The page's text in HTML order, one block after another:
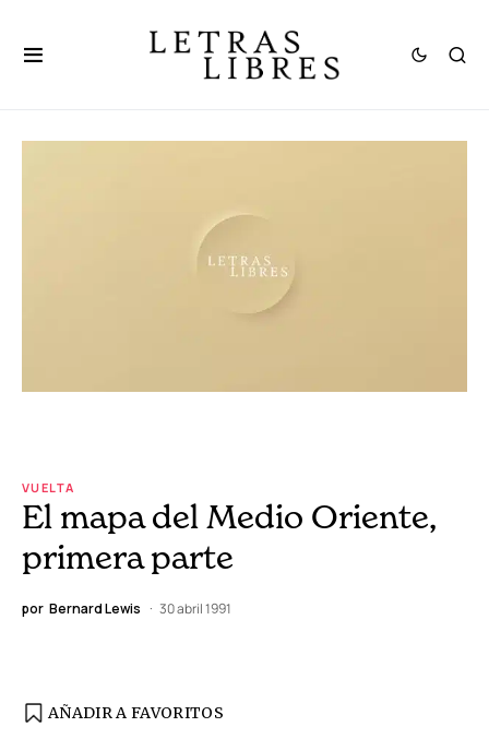
VUELTA
El mapa del Medio Oriente,
primera parte
por Bernard Lewis 30 abril 1991
AÑADIR A FAVORITOS